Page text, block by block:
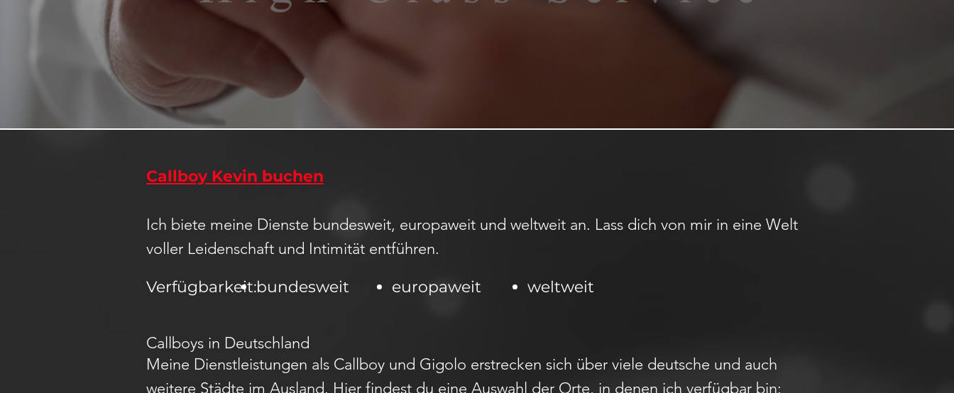
Callboy Kevin buchen
Ich biete meine Dienste bundesweit, europaweit und weltweit an. Lass dich von mir in eine Welt
voller Leidenschaft und Intimität entführen.
europaweit
bundesweit
Verfügbarkeit: weltweit
Callboys in Deutschland
Meine Dienstleistungen als Callboy und Gigolo erstrecken sich über viele deutsche und auch
weitere Städte im Ausland. Hier findest du eine Auswahl der Orte, in denen ich verfügbar bin: